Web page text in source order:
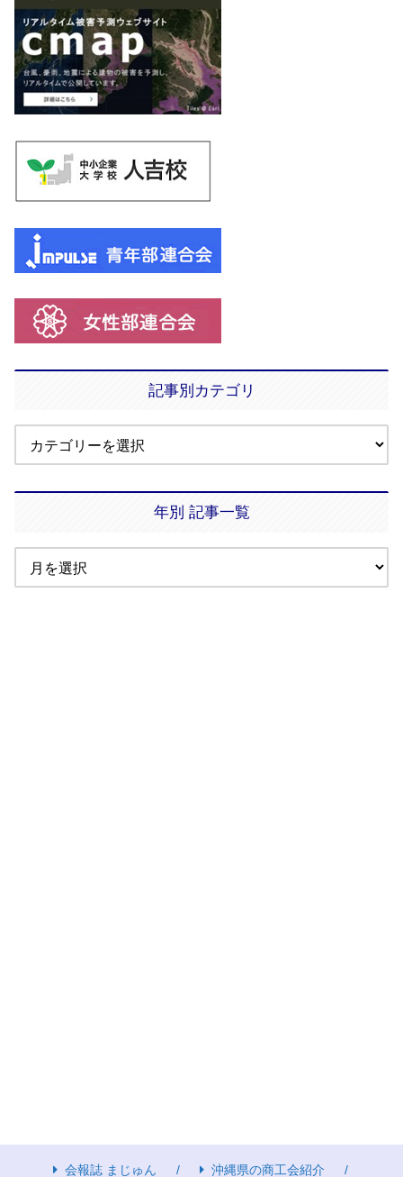
記事別カテゴリ
年別 記事一覧
会報誌 まじゅん 沖縄県の商工会紹介